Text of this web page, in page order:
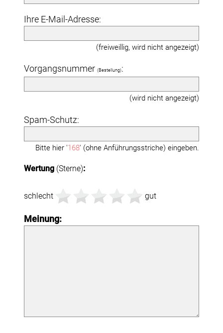
Ihre E-Mail-Adresse:
(freiweillig, wird nicht angezeigt)
Vorgangsnummer (Bestellung):
(wird nicht angezeigt)
Spam-Schutz:
Bitte hier '168' (ohne Anführungsstriche) eingeben.
Wertung (Sterne):
schlecht gut
Meinung: